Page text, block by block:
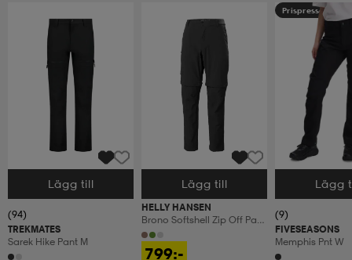
Välj storlek
Lägg till
(94)
TREKMATES
Sarek Hike Pant M
Välj storlek
Lägg till
HELLY HANSEN
Brono Softshell Zip Off Pant
Men
799:-
Prispressad
Välj storlek
Lägg
(9)
FIVESEASONS
Memphis Pnt W